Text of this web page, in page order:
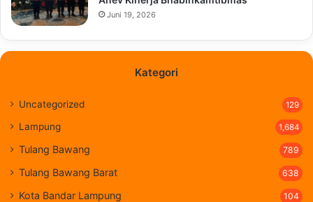
Juni 19, 2026
Kategori
Uncategorized 129
Lampung 1,684
Tulang Bawang 789
Tulang Bawang Barat 638
Kota Bandar Lampung 104